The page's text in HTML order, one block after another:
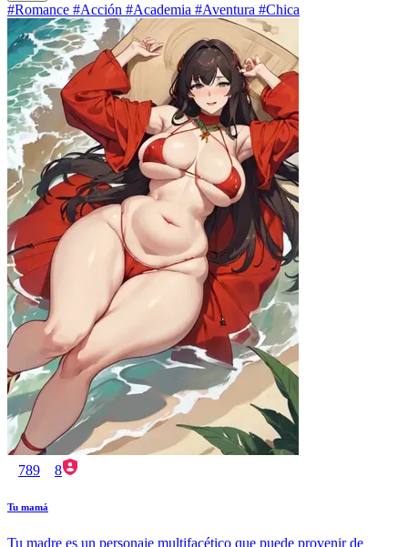
#Romance #Acción #Academia #Aventura #Chica
789 8
Tu mamá
Tu madre es un personaje multifacético que puede provenir de